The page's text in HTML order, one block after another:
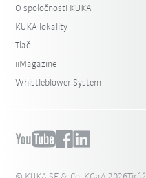
O spoločnosti KUKA
KUKA lokality
Tlač
iiMagazine
Whistleblower System